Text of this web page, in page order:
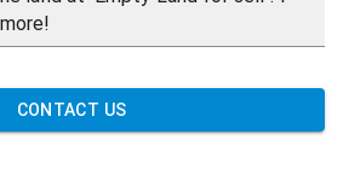
CONTACT US